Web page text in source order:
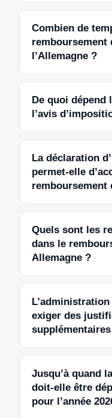
Combien de
remboursement
l’Allemagne ?
De quoi dépend
l’avis
La déclaration
permet-elle
remboursement
Quels sont les
dans le
Allemagne ?
exiger des
Jusqu’à quand
doit-elle être
pour l’année